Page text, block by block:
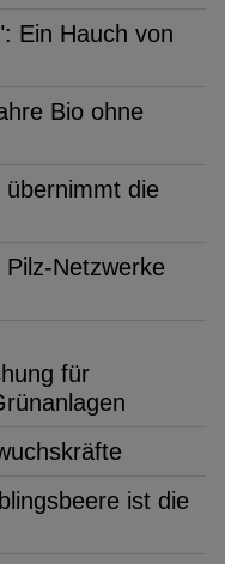
Ein Hauch von
Bio ohne
die
Netzwerke
für
ist die